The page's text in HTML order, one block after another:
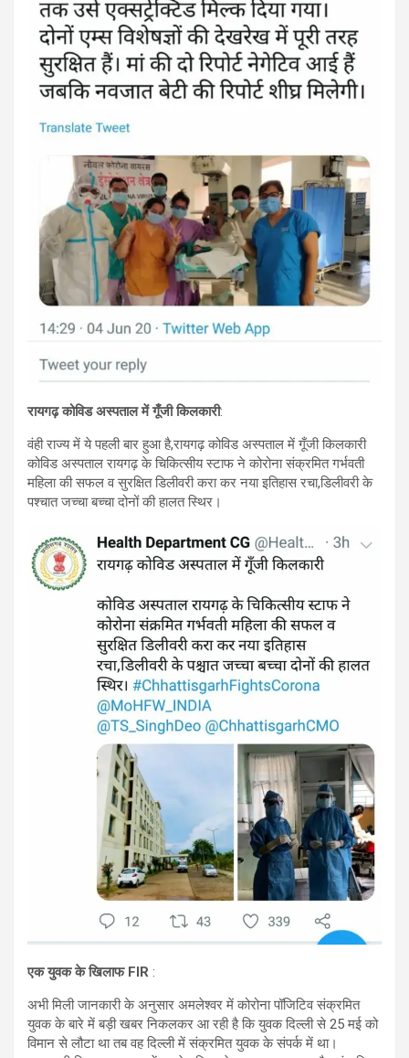
रायगढ़ कोविड अस्पताल में गूँजी किलकारी:
वंही राज्य में ये पहली बार हुआ है,रायगढ़ कोविड अस्पताल में गूँजी किलकारी
कोविड अस्पताल रायगढ़ के चिकित्सीय स्टाफ ने कोरोना संक्रमित गर्भवती
महिला की सफल व सुरक्षित डिलीवरी करा कर नया इतिहास रचा,डिलीवरी के
पश्चात जच्चा बच्चा दोनों की हालत स्थिर।
एक युवक के खिलाफ FIR :
अभी मिली जानकारी के अनुसार अमलेश्वर में कोरोना पॉजिटिव संक्रमित
युवक के बारे में बड़ी खबर निकलकर आ रही है कि युवक दिल्ली से 25 मई को
विमान से लौटा था तब वह दिल्ली में संक्रमित युवक के संपर्क में था।